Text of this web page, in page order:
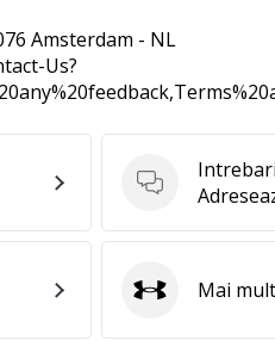
Amsterdam - NL
Us?
Intrebari
Intrebari
UnderMai